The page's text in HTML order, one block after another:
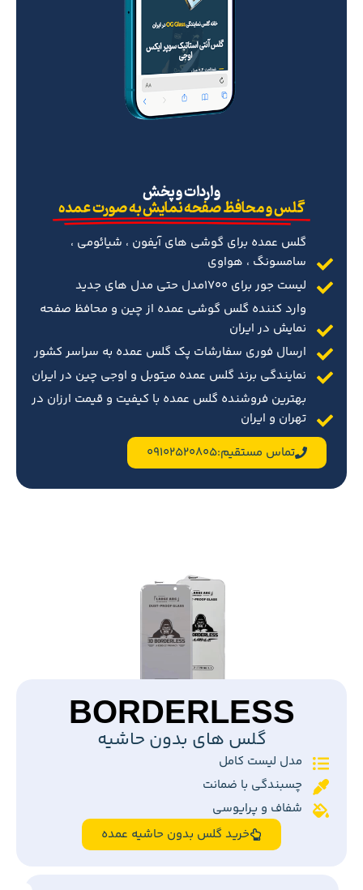
‌واردات و پخش
گلس و محافظ صفحه نمایش به صورت عمده
گلس عمده برای گوشی های آیفون ، شیائومی ،
سامسونگ ، هواوی
لیست جور برای 1700مدل حتی مدل های جدید
وارد کننده گلس گوشی عمده از چین و محافظ صفحه
نمایش در ایران
ارسال فوری سفارشات پک گلس عمده به سراسر کشور
نمایندگی برند گلس عمده میتوبل و اوجی چین در ایران
بهترین فروشنده گلس عمده با کیفیت و قیمت ارزان در
تهران و ایران
تماس مستقیم:09102520805
BORDERLESS
گلس های بدون حاشیه
مدل لیست کامل
چسبندگی با ضمانت
شفاف و پرایوسی
خرید گلس بدون حاشیه عمده